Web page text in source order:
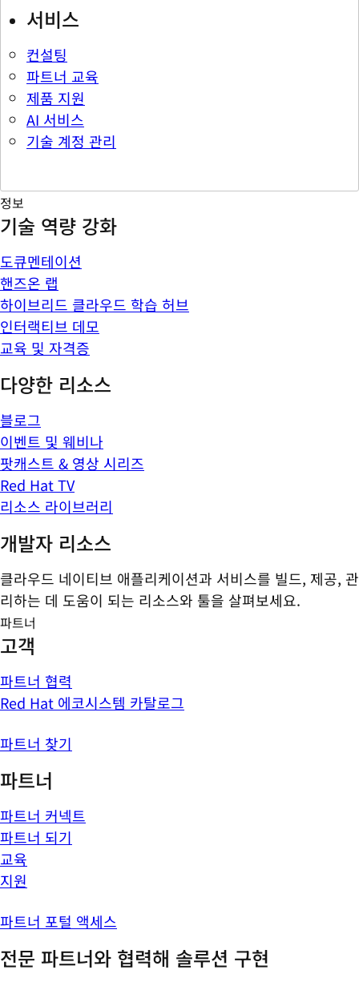
서비스
컨설팅
파트너 교육
제품 지원
AI 서비스
기술 계정 관리
정보
기술 역량 강화
도큐멘테이션
핸즈온 랩
하이브리드 클라우드 학습 허브
인터랙티브 데모
교육 및 자격증
다양한 리소스
블로그
이벤트 및 웨비나
팟캐스트 & 영상 시리즈
Red Hat TV
리소스 라이브러리
개발자 리소스
클라우드 네이티브 애플리케이션과 서비스를 빌드, 제공, 관
리하는 데 도움이 되는 리소스와 툴을 살펴보세요.
파트너
고객
파트너 협력
Red Hat 에코시스템 카탈로그
파트너 찾기
파트너
파트너 커넥트
파트너 되기
교육
지원
파트너 포털 액세스
전문 파트너와 협력해 솔루션 구현